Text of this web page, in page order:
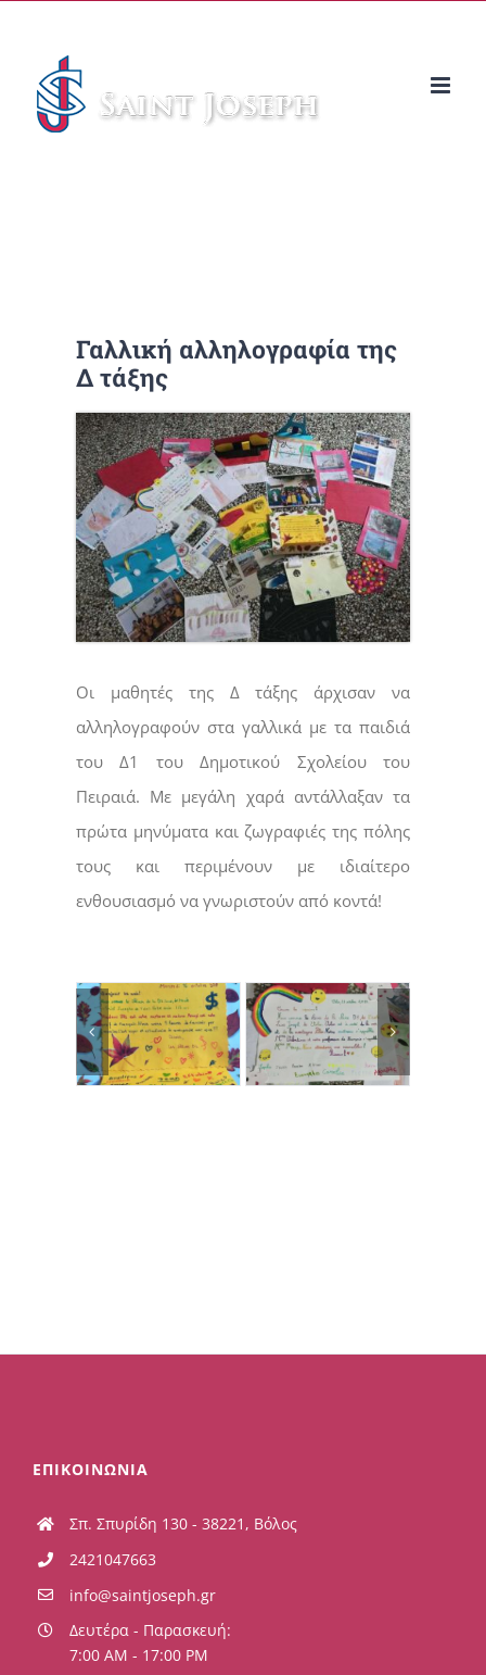
περιεχόμενο
Γαλλική αλληλογραφία της
Δ τάξης
Οι μαθητές της Δ τάξης άρχισαν να
αλληλογραφούν στα γαλλικά με τα παιδιά
του Δ1 του Δημοτικού Σχολείου του
Πειραιά. Με μεγάλη χαρά αντάλλαξαν τα
πρώτα μηνύματα και ζωγραφιές της πόλης
τους και περιμένουν με ιδιαίτερο
ενθουσιασμό να γνωριστούν από κοντά!
ΕΠΙΚΟΙΝΩΝΙΑ
Σπ. Σπυρίδη 130 - 38221, Βόλος
2421047663
info@saintjoseph.gr
Δευτέρα - Παρασκευή:
7:00 AM - 17:00 PM